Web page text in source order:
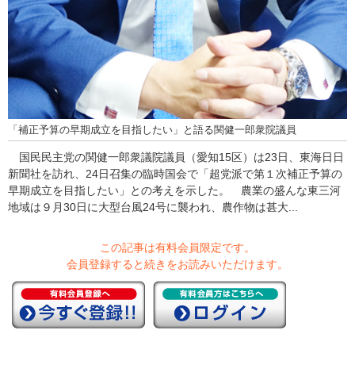
「補正予算の早期成立を目指したい」と語る関健一郎衆院議員
国民民主党の関健一郎衆議院議員（愛知15区）は23日、東海日日
新聞社を訪れ、24日召集の臨時国会で「超党派で第１次補正予算の
早期成立を目指したい」との考えを示した。 農業の盛んな東三河
地域は９月30日に大型台風24号に襲われ、農作物は甚大...
この記事は有料会員限定です。
会員登録すると続きをお読みいただけます。